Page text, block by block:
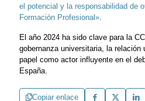
el potencial y la responsabilidad de
Formación Profesional»
El año 2024 ha sido clave para la
gobernanza universitaria, la relación
papel como actor influyente en el
España.
Copiar enlace